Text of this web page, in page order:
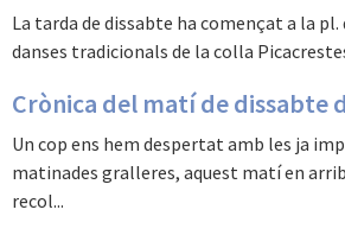
La tarda de dissabte ha començat a la pl.
danses tradicionals de la colla
Crònica del matí de dissabte
Un cop ens hem despertat amb les ja
matinades gralleres, aquest matí en
recol...